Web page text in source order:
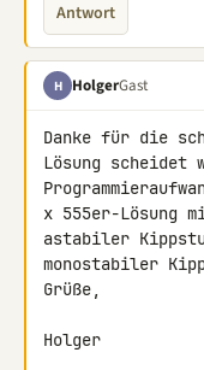
Antwort
H HolgerGast
Danke für die
Lösung scheidet
x 555er-Lösung
astabiler
monostabiler
Grüße,
Holger